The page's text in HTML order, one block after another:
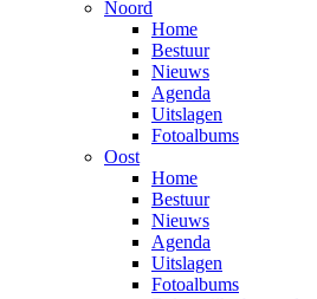
Noord
Home
Bestuur
Nieuws
Agenda
Uitslagen
Fotoalbums
Oost
Home
Bestuur
Nieuws
Agenda
Uitslagen
Fotoalbums